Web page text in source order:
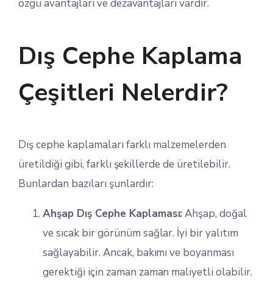
özgü avantajları ve dezavantajları vardır.
Dış Cephe Kaplama
Çeşitleri Nelerdir?
Dış cephe kaplamaları farklı malzemelerden
üretildiği gibi, farklı şekillerde de üretilebilir.
Bunlardan bazıları şunlardır:
Ahşap Dış Cephe Kaplaması:Ahşap, doğal
ve sıcak bir görünüm sağlar. İyi bir yalıtım
sağlayabilir. Ancak, bakımı ve boyanması
gerektiği için zaman zaman maliyetli olabilir.